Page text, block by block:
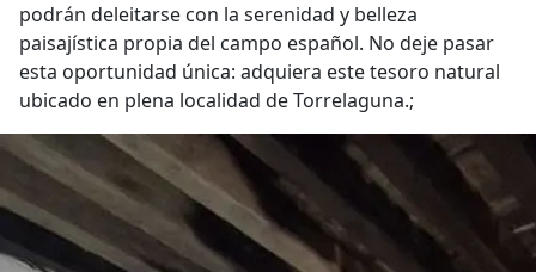
podrán deleitarse con la serenidad y belleza
paisajística propia del campo español. No deje pasar
esta oportunidad única: adquiera este tesoro natural
ubicado en plena localidad de Torrelaguna.;